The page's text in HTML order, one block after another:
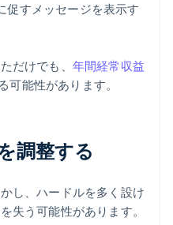
促すメッセージを表示す
だけでも、 年間経常収益
可能性があります。
調整する
し、ハードルを多く設け
失う可能性があります。